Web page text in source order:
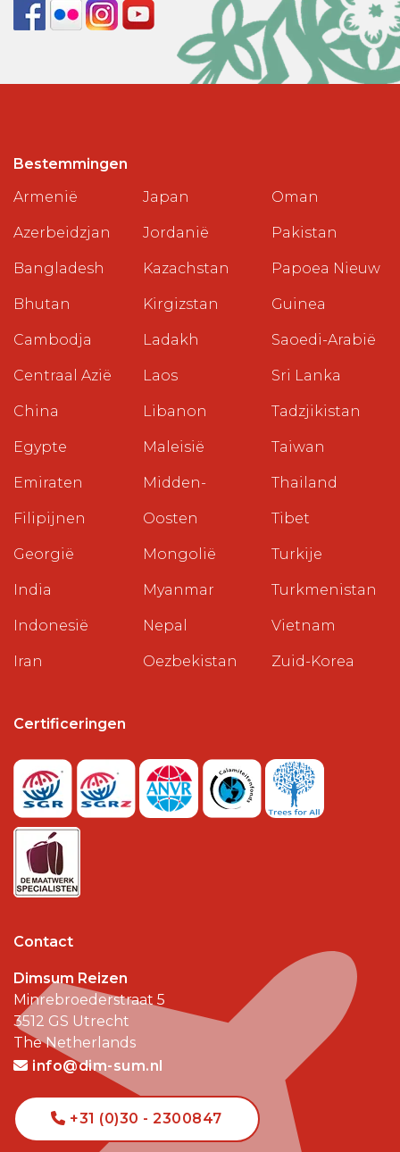
Bestemmingen
Armenië
Azerbeidzjan
Bangladesh
Bhutan
Cambodja
Centraal Azië
China
Egypte
Emiraten
Filipijnen
Georgië
India
Indonesië
Iran
Japan
Jordanië
Kazachstan
Kirgizstan
Ladakh
Laos
Libanon
Maleisië
Midden-
Oosten
Mongolië
Myanmar
Nepal
Oezbekistan
Oman
Pakistan
Papoea Nieuw
Guinea
Saoedi-Arabië
Sri Lanka
Tadzjikistan
Taiwan
Thailand
Tibet
Turkije
Turkmenistan
Vietnam
Zuid-Korea
Certificeringen
Contact
Dimsum Reizen
Minrebroederstraat 5
3512 GS Utrecht
The Netherlands
info@dim-sum.nl
+31 (0)30 - 2300847